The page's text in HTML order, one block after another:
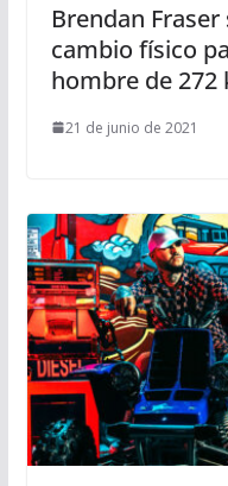
Brendan
cambio físico
hombre de 272
21 de junio de 2021